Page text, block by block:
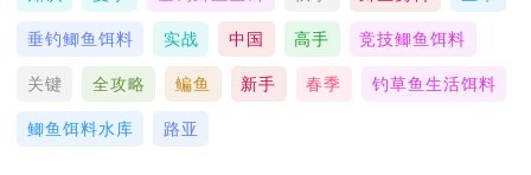
垂钓鲫鱼饵料 实战 中国 高手 竞技鲫鱼饵料
关键 全攻略 鳊鱼 新手 春季 钓草鱼生活饵料
鲫鱼饵料水库 路亚